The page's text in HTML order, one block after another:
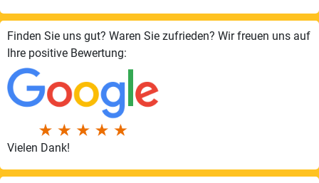
Finden Sie uns gut? Waren Sie zufrieden? Wir freuen uns auf
Ihre positive Bewertung:
Vielen Dank!